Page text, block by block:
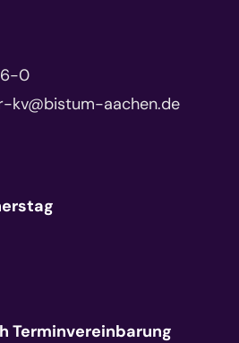
0
kv@bistum-aachen.de
Terminvereinbarung